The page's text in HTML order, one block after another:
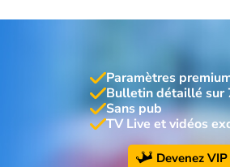
Paramètres
Bulletin détaillé sur
Sans pub
TV Live et vidéos
Devenez VIP